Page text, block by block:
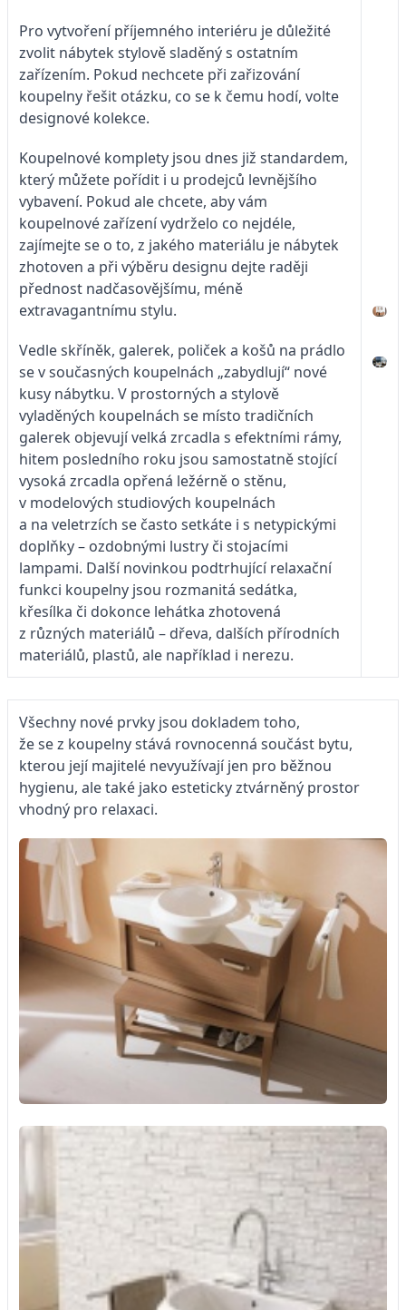
Pro vytvoření příjemného interiéru je důležité
zvolit nábytek stylově sladěný s ostatním
zařízením. Pokud nechcete při zařizování
koupelny řešit otázku, co se k čemu hodí, volte
designové kolekce.
Koupelnové komplety jsou dnes již standardem,
který můžete pořídit i u prodejců levnějšího
vybavení. Pokud ale chcete, aby vám
koupelnové zařízení vydrželo co nejdéle,
zajímejte se o to, z jakého materiálu je nábytek
zhotoven a při výběru designu dejte raději
přednost nadčasovějšímu, méně
extravagantnímu stylu.
Vedle skříněk, galerek, poliček a košů na prádlo
se v současných koupelnách „zabydlují“ nové
kusy nábytku. V prostorných a stylově
vyladěných koupelnách se místo tradičních
galerek objevují velká zrcadla s efektními rámy,
hitem posledního roku jsou samostatně stojící
vysoká zrcadla opřená ležérně o stěnu,
v modelových studiových koupelnách
a na veletrzích se často setkáte i s netypickými
doplňky – ozdobnými lustry či stojacími
lampami. Další novinkou podtrhující relaxační
funkci koupelny jsou rozmanitá sedátka,
křesílka či dokonce lehátka zhotovená
z různých materiálů – dřeva, dalších přírodních
materiálů, plastů, ale například i nerezu.
Všechny nové prvky jsou dokladem toho,
že se z koupelny stává rovnocenná součást bytu,
kterou její majitelé nevyužívají jen pro běžnou
hygienu, ale také jako esteticky ztvárněný prostor
vhodný pro relaxaci.